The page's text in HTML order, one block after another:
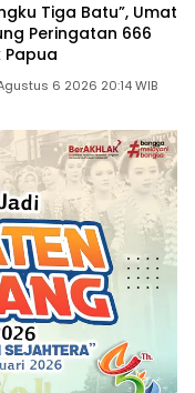
Tiga Batu”, Umat
Peringatan 666
Papua
6 2026 20:14 WIB